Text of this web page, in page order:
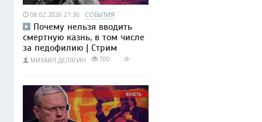
08.02.2026 21:30 СОБЫТИЯ
Почему нельзя вводить
смертную казнь, в том числе
за педофилию | Стрим
МИХАИЛ ДЕЛЯГИН 700